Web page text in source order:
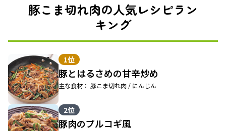
豚こま切れ肉の人気レシピラン
キング
1位
豚とはるさめの甘辛炒め
主な食材： 豚こま切れ肉 / にんじん
2位
豚肉のプルコギ風